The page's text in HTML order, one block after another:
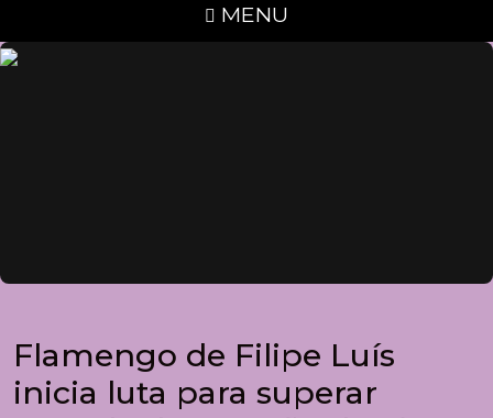
MENU
Flamengo de Filipe Luís
inicia luta para superar